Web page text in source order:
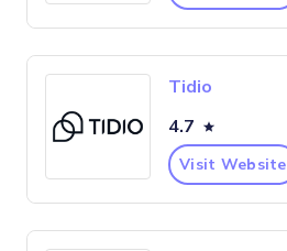
Tidio
4.7
Visit Website